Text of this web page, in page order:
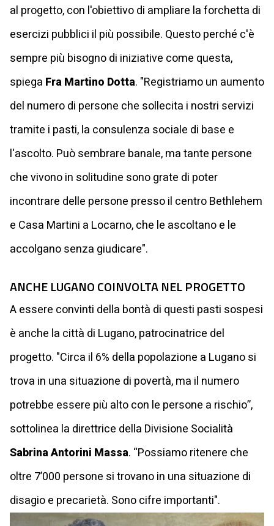
al progetto, con l'obiettivo di ampliare la forchetta di
esercizi pubblici il più possibile. Questo perché c'è
sempre più bisogno di iniziative come questa,
spiega Fra Martino Dotta. "Registriamo un aumento
del numero di persone che sollecita i nostri servizi
tramite i pasti, la consulenza sociale di base e
l'ascolto. Può sembrare banale, ma tante persone
che vivono in solitudine sono grate di poter
incontrare delle persone presso il centro Bethlehem
e Casa Martini a Locarno, che le ascoltano e le
accolgano senza giudicare".
ANCHE LUGANO COINVOLTA NEL PROGETTO
A essere convinti della bontà di questi pasti sospesi
è anche la città di Lugano, patrocinatrice del
progetto. "Circa il 6% della popolazione a Lugano si
trova in una situazione di povertà, ma il numero
potrebbe essere più alto con le persone a rischio”,
sottolinea la direttrice della Divisione Socialità
Sabrina Antorini Massa. “Possiamo ritenere che
oltre 7’000 persone si trovano in una situazione di
disagio e precarietà. Sono cifre importanti".